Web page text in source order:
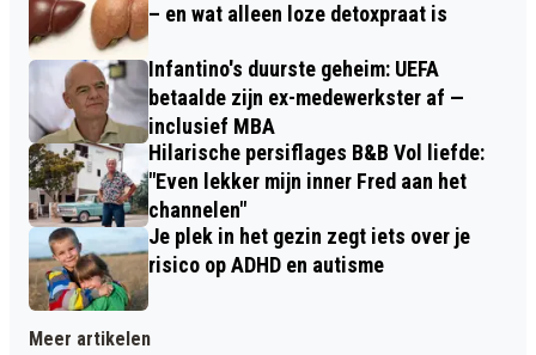
– en wat alleen loze detoxpraat is
Infantino's duurste geheim: UEFA
betaalde zijn ex-medewerkster af —
inclusief MBA
Hilarische persiflages B&B Vol liefde:
"Even lekker mijn inner Fred aan het
channelen"
Je plek in het gezin zegt iets over je
risico op ADHD en autisme
Meer artikelen